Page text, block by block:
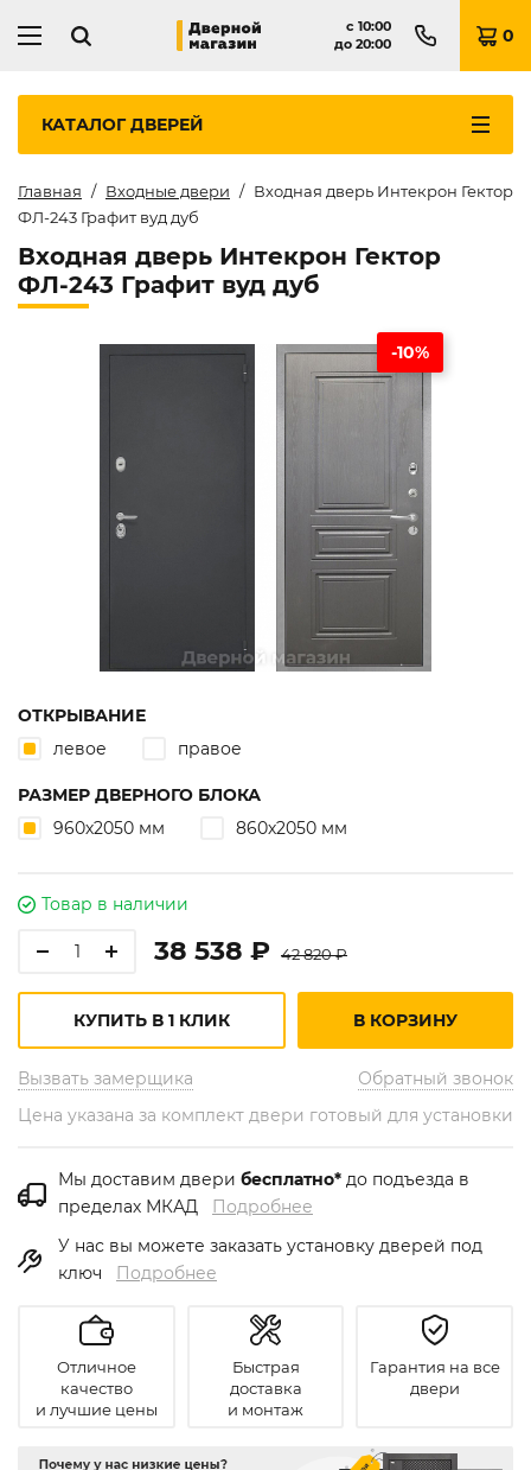
с 10:00
до 20:00 0
КАТАЛОГДВЕРЕЙ
Главная Входные двери
Входная дверь Интекрон Гектор
ФЛ-243 Графит вуд дуб
Входная дверь Интекрон Гектор
ФЛ-243 Графит вуд дуб
-10%
ОТКРЫВАНИЕ
левое
правое
РАЗМЕР ДВЕРНОГО БЛОКА
960х2050 мм
860х2050 мм
Товар в наличии
38 538 ₽ 42 820 ₽
Вызвать замерщика Обратный звонок
КУПИТЬ В 1 КЛИК В КОРЗИНУ
Цена указана за комплект двери готовый для установки
Мы доставим двери бесплатно* до подъезда в
пределах МКАД Подробнее
У нас вы можете заказать установку дверей под
ключ Подробнее
Отличное
качество
и лучшие цены
Быстрая
доставка
и монтаж
Гарантия на все
двери